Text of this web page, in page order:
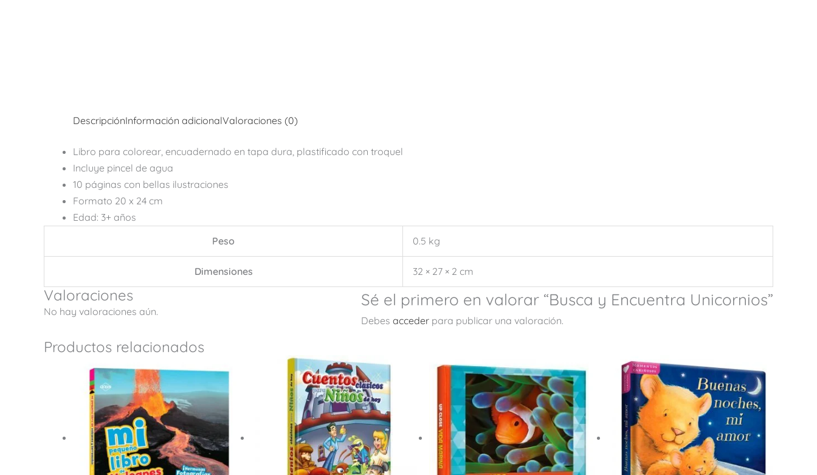
DescripciónInformación adicionalValoraciones (0)
Libro para colorear, encuadernado en tapa dura, plastificado con troquel
Incluye pincel de agua
10 páginas con bellas ilustraciones
Formato 20 x 24 cm
Edad: 3+ años
Peso
0.5 kg
Dimensiones 32 × 27 × 2 cm
Valoraciones
No hay valoraciones aún.
Sé el primero en valorar “Busca y Encuentra Unicornios”
Debes acceder para publicar una valoración.
Productos relacionados